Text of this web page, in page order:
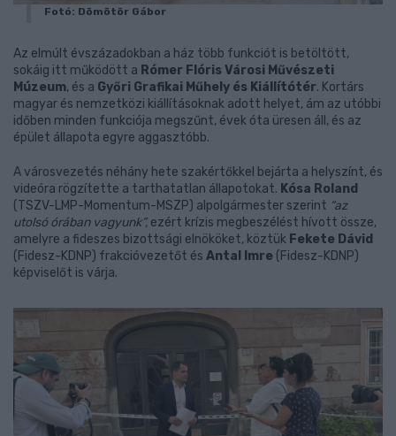
Fotó: Dömötör Gábor
Az elmúlt évszázadokban a ház több funkciót is betöltött,
sokáig itt működött a Rómer Flóris Városi Művészeti
Múzeum, és a Győri Grafikai Műhely és Kiállítótér. Kortárs
magyar és nemzetközi kiállításoknak adott helyet, ám az utóbbi
időben minden funkciója megszűnt, évek óta üresen áll, és az
épület állapota egyre aggasztóbb.
A városvezetés néhány hete szakértőkkel bejárta a helyszínt, és
videóra rögzítette a tarthatatlan állapotokat. Kósa Roland
(TSZV-LMP-Momentum-MSZP) alpolgármester szerint “az
utolsó órában vagyunk”, ezért krízis megbeszélést hívott össze,
amelyre a fideszes bizottsági elnököket, köztük Fekete Dávid
(Fidesz-KDNP) frakcióvezetőt és Antal Imre (Fidesz-KDNP)
képviselőt is várja.